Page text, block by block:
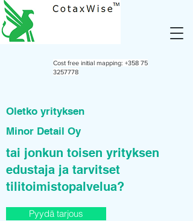
Cost free initial mapping: +358 75
3257778
Oletko yrityksen
Minor Detail Oy
tai jonkun toisen yrityksen
edustaja ja tarvitset
tilitoimistopalvelua?
Pyydä tarjous